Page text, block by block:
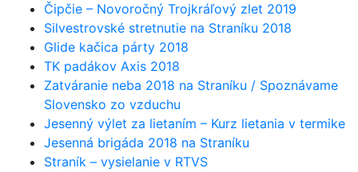
Čipčie – Novoročný Trojkráľový zlet 2019
Silvestrovské stretnutie na Straníku 2018
Glide kačica párty 2018
TK padákov Axis 2018
Zatváranie neba 2018 na Straníku / Spoznávame
Slovensko zo vzduchu
Jesenný výlet za lietaním – Kurz lietania v termike
Jesenná brigáda 2018 na Straníku
Straník – vysielanie v RTVS